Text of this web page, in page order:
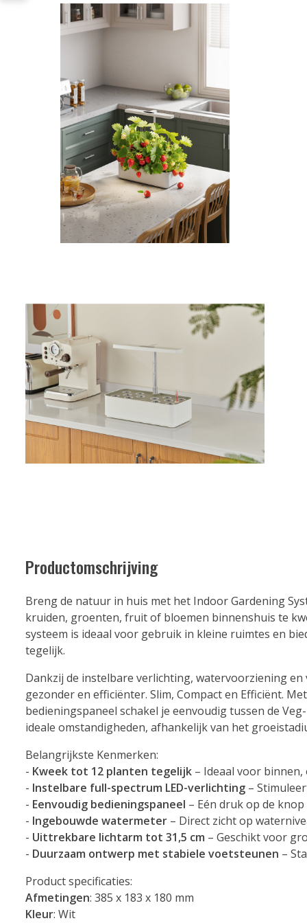
Productomschrijving
Breng de natuur in huis met het Indoor Gardening
kruiden, groenten, fruit of bloemen binnenshuis te
systeem is ideaal voor gebruik in kleine ruimtes en
tegelijk.
Dankzij de instelbare verlichting, watervoorziening
gezonder en efficiënter. Slim, Compact en Efficiënt.
bedieningspaneel schakel je eenvoudig tussen de
ideale omstandigheden, afhankelijk van het
Belangrijkste Kenmerken:
- Kweek tot 12 planten tegelijk – Ideaal voor
- Instelbare full-spectrum LED-verlichting –
- Eenvoudig bedieningspaneel – Eén druk op de
- Ingebouwde watermeter – Direct zicht op
- Uittrekbare lichtarm tot 31,5 cm – Geschikt voor
- Duurzaam ontwerp met stabiele voetsteunen –
Product specificaties:
Afmetingen: 385 x 183 x 180 mm
Kleur: Wit